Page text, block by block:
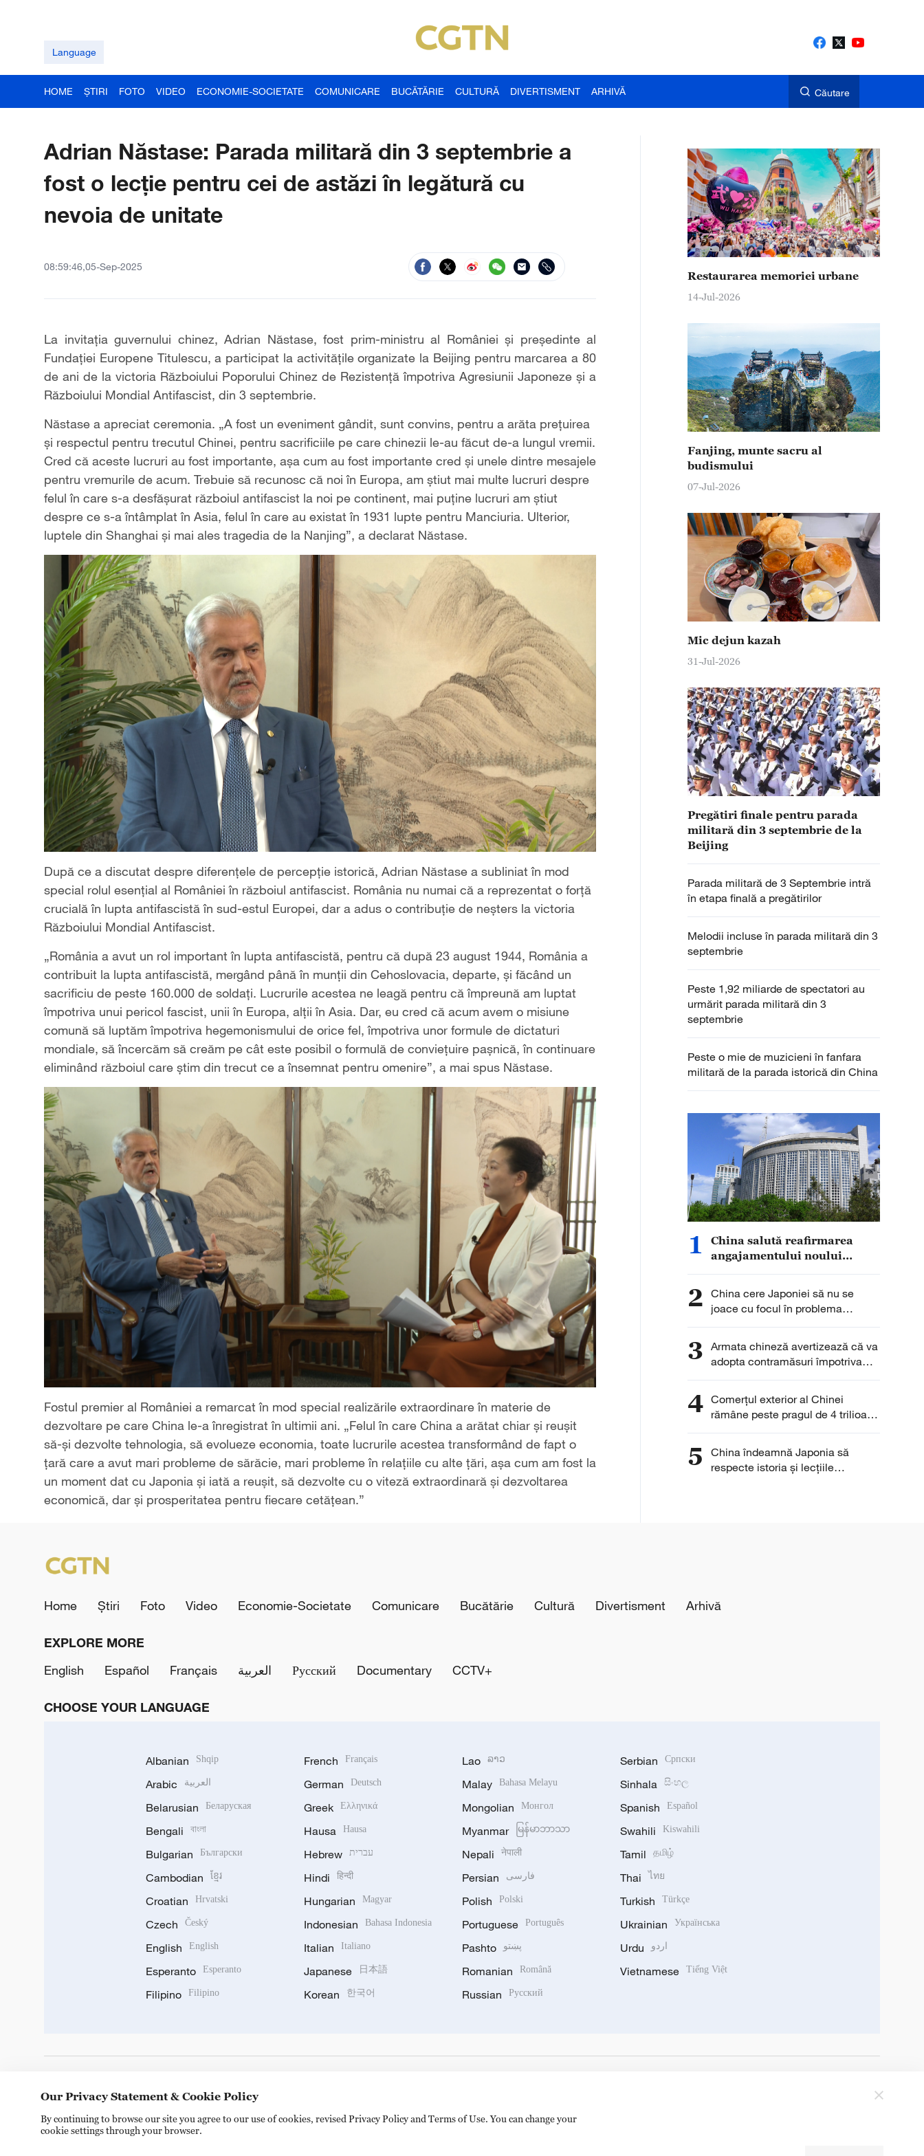
Language
HOME ȘTIRI FOTO VIDEO ECONOMIE-SOCIETATE COMUNICARE BUCĂTĂRIE CULTURĂ DIVERTISMENT ARHIVĂ Căutare
Adrian Năstase: Parada militară din 3 septembrie a
fost o lecție pentru cei de astăzi în legătură cu
nevoia de unitate
08:59:46,05-Sep-2025
La invitația guvernului chinez, Adrian Năstase, fost prim-ministru al României și președinte al
Fundației Europene Titulescu, a participat la activitățile organizate la Beijing pentru marcarea a 80
de ani de la victoria Războiului Poporului Chinez de Rezistență împotriva Agresiunii Japoneze și a
Războiului Mondial Antifascist, din 3 septembrie.
Năstase a apreciat ceremonia. „A fost un eveniment gândit, sunt convins, pentru a arăta prețuirea
și respectul pentru trecutul Chinei, pentru sacrificiile pe care chinezii le-au făcut de-a lungul vremii.
Cred că aceste lucruri au fost importante, așa cum au fost importante cred și unele dintre mesajele
pentru vremurile de acum. Trebuie să recunosc că noi în Europa, am știut mai multe lucruri despre
felul în care s-a desfășurat războiul antifascist la noi pe continent, mai puține lucruri am știut
despre ce s-a întâmplat în Asia, felul în care au existat în 1931 lupte pentru Manciuria. Ulterior,
luptele din Shanghai și mai ales tragedia de la Nanjing”, a declarat Năstase.
După ce a discutat despre diferențele de percepție istorică, Adrian Năstase a subliniat în mod
special rolul esențial al României în războiul antifascist. România nu numai că a reprezentat o forță
crucială în lupta antifascistă în sud-estul Europei, dar a adus o contribuție de neșters la victoria
Războiului Mondial Antifascist.
„România a avut un rol important în lupta antifascistă, pentru că după 23 august 1944, România a
contribuit la lupta antifascistă, mergând până în munții din Cehoslovacia, departe, și făcând un
sacrificiu de peste 160.000 de soldați. Lucrurile acestea ne leagă pentru că împreună am luptat
împotriva unui pericol fascist, unii în Europa, alții în Asia. Dar, eu cred că acum avem o misiune
comună să luptăm împotriva hegemonismului de orice fel, împotriva unor formule de dictaturi
mondiale, să încercăm să creăm pe cât este posibil o formulă de conviețuire pașnică, în continuare
eliminând războiul care știm din trecut ce a însemnat pentru omenire”, a mai spus Năstase.
Fostul premier al României a remarcat în mod special realizările extraordinare în materie de
dezvoltare pe care China le-a înregistrat în ultimii ani. „Felul în care China a arătat chiar și reușit
să-și dezvolte tehnologia, să evolueze economia, toate lucrurile acestea transformând de fapt o
țară care a avut mari probleme de sărăcie, mari probleme în relațiile cu alte țări, așa cum am fost la
un moment dat cu Japonia și iată a reușit, să dezvolte cu o viteză extraordinară și dezvoltarea
economică, dar și prosperitatea pentru fiecare cetățean.”
Restaurarea memoriei urbane
14-Jul-2026
Fanjing, munte sacru al
budismului
07-Jul-2026
Mic dejun kazah
31-Jul-2026
Pregătiri finale pentru parada
militară din 3 septembrie de la
Beijing
Parada militară de 3 Septembrie intră
în etapa finală a pregătirilor
Melodii incluse în parada militară din 3
septembrie
Peste 1,92 miliarde de spectatori au
urmărit parada militară din 3
septembrie
Peste o mie de muzicieni în fanfara
militară de la parada istorică din China
1
China salută reafirmarea
angajamentului noului
singure Chine
2 China cere Japoniei să nu se
joace cu focul în problema
armelor nucleare
3 Armata chineză avertizează că va
adopta contramăsuri împotriva
provocărilor din Marea Chinei de
4 Comerțul exterior al Chinei
rămâne peste pragul de 4 trilioane
de yuani pentru a cincea lună
5
China îndeamnă Japonia să
respecte istoria și lecțiile
Home Știri Foto Video Economie-Societate Comunicare Bucătărie Cultură Divertisment Arhivă
EXPLORE MORE
English
Español Français العربية Русский Documentary CCTV+
CHOOSE YOUR LANGUAGE
Albanian Shqip
Arabic العربية
Belarusian Беларуская
Bengali বাংলা
Bulgarian Български
Cambodian ខ្មែរ
Croatian Hrvatski
Czech Český
English English
Esperanto Esperanto
Filipino Filipino
French Français
German Deutsch
Greek Ελληνικά
Hausa Hausa
Hebrew עברית
Hindi हिन्दी
Hungarian Magyar
Indonesian Bahasa Indonesia
Italian Italiano
Japanese 日本語
Korean 한국어
Lao ລາວ
Malay Bahasa Melayu
Mongolian Монгол
Myanmar မြန်မာဘာသာ
Nepali नेपाली
Persian فارسی
Polish Polski
Portuguese Português
Pashto پښتو
Romanian Română
Russian Русский
Serbian Српски
Sinhala සිංහල
Spanish Español
Swahili Kiswahili
Tamil தமிழ்
Thai ไทย
Turkish Türkçe
Ukrainian Українська
Urdu اردو
Vietnamese Tiếng Việt
Our Privacy Statement & Cookie Policy
By continuing to browse our site you agree to our use of cookies, revised Privacy Policy and Terms of Use. You can change your
cookie settings through your browser.